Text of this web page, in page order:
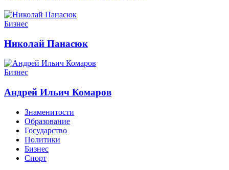
Бизнес
Николай Панасюк
Бизнес
Андрей Ильич Комаров
Знаменитости
Образование
Государство
Политики
Бизнес
Спорт